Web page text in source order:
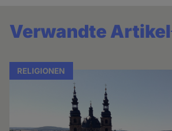
Verwandte Artikel
RELIGIONEN